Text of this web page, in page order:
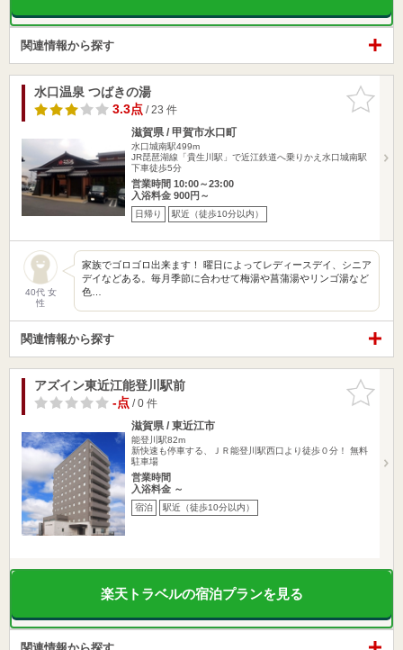
関連情報から探す
お気に入
りに追加
水口温泉 つばきの湯
3.3点/ 23 件
滋賀県 / 甲賀市水口町
水口城南駅499m
JR琵琶湖線「貴生川駅」で近江鉄道へ乗りかえ水口城南駅
下車徒歩5分
営業時間 10:00～23:00
入浴料金 900円～
日帰り 駅近（徒歩10分以内）
40代 女
性
家族でゴロゴロ出来ます！ 曜日によってレディースデイ、シニア
デイなどある。毎月季節に合わせて梅湯や菖蒲湯やリンゴ湯など
色…
関連情報から探す
お気に入
りに追加
アズイン東近江能登川駅前
-点/ 0 件
滋賀県 / 東近江市
能登川駅82m
新快速も停車する、ＪＲ能登川駅西口より徒歩０分！ 無料
駐車場
営業時間
入浴料金 ～
宿泊 駅近（徒歩10分以内）
楽天トラベルの宿泊プランを見る